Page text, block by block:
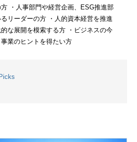
・人事部門や経営企画、ESG推進部
るリーダーの方 ・人的資本経営を推進
的な展開を模索する方 ・ビジネスの今
業のヒントを得たい方